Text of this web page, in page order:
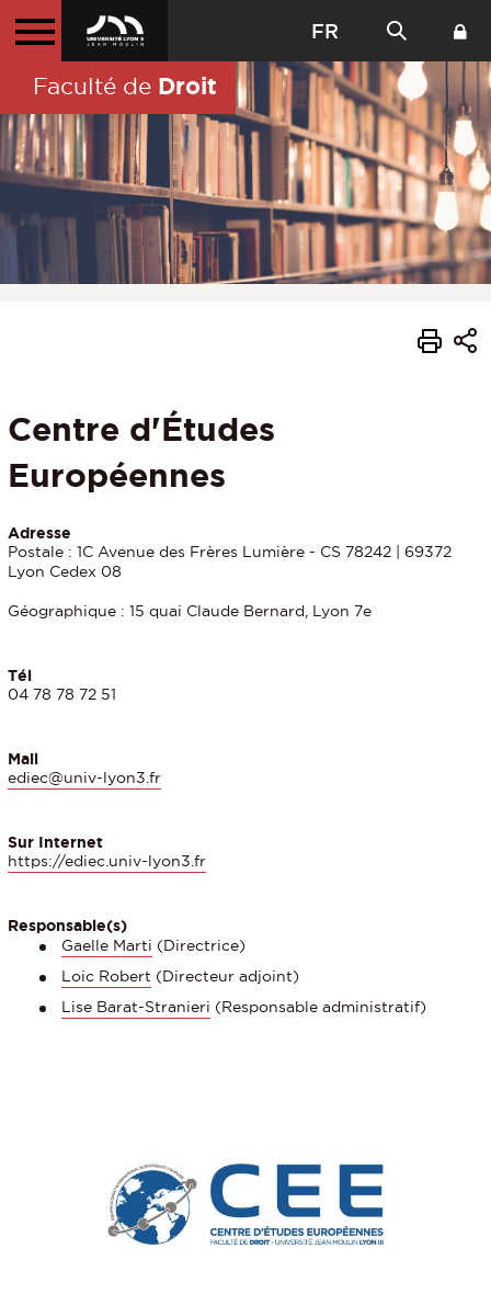
FR
Faculté de Droit
Centre d'Études
Européennes
Adresse
Postale : 1C Avenue des Frères Lumière - CS 78242 | 69372
Lyon Cedex 08
Géographique : 15 quai Claude Bernard, Lyon 7e
Tél
04 78 78 72 51
Mail
ediec@univ-lyon3.fr
Sur Internet
https://ediec.univ-lyon3.fr
Responsable(s)
Gaelle Marti (Directrice)
Loic Robert (Directeur adjoint)
Lise Barat-Stranieri (Responsable administratif)